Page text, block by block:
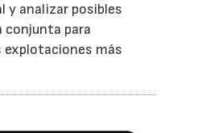
y analizar posibles
conjunta para
explotaciones más